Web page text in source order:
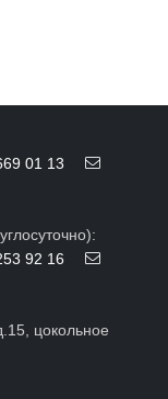
01 13
92 16
цокольное